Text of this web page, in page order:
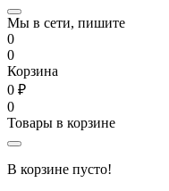
Мы в сети, пишите
0
0
Корзина
0 ₽
0
Товары в корзине
В корзине пусто!